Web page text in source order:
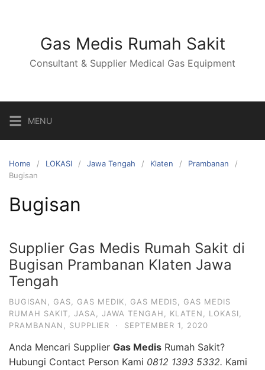
Gas Medis Rumah Sakit
Consultant & Supplier Medical Gas Equipment
MENU
Home LOKASI Jawa Tengah Klaten
Prambanan
Bugisan
Bugisan
Supplier Gas Medis Rumah Sakit di
Bugisan Prambanan Klaten Jawa
Tengah
BUGISAN GAS GAS MEDIK GAS MEDIS
GAS MEDIS
RUMAH SAKIT
JASA JAWA TENGAH KLATEN LOKASI
PRAMBANAN
SUPPLIER · SEPTEMBER 1, 2020
Anda Mencari Supplier Gas Medis Rumah Sakit?
Hubungi Contact Person Kami 0812 1393 5332. Kami